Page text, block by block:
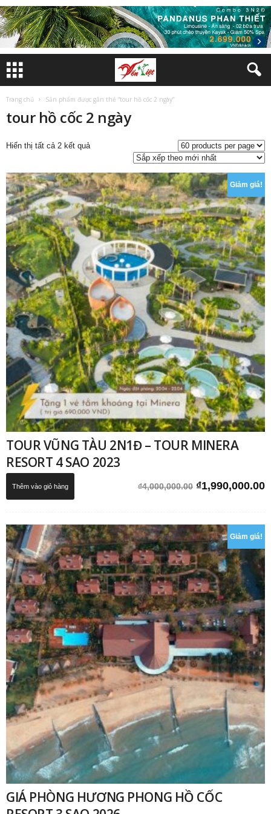
Trang chủ Sản phẩm được gắn thẻ “tour hồ cốc 2 ngày”
tour hồ cốc 2 ngày
Hiển thị tất cả 2 kết quảĐã
xếp
theo
mới
nhất
Giảm giá!
TOUR VŨNG TÀU 2N1Đ – TOUR MINERA
RESORT 4 SAO 2023
₫4,000,000.00 Giá
₫4,000,000.00.
₫1,990,000.00
Thêm vào giỏ hàng
Giảm giá!
GIÁ PHÒNG HƯƠNG PHONG HỒ CỐC